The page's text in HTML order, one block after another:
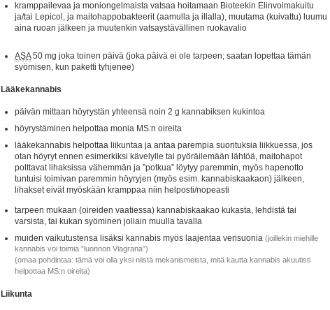
kramppailevaa ja moniongelmaista vatsaa hoitamaan Bioteekin Elinvoimakuitu
ja/tai Lepicol, ja maitohappobakteerit (aamulla ja illalla), muutama (kuivattu) luumu
aina ruoan jälkeen ja muutenkin vatsaystävällinen ruokavalio
ASA50 mg joka toinen päivä (joka päivä ei ole tarpeen; saatan lopettaa tämän
syömisen, kun paketti tyhjenee)
Lääkekannabis
päivän mittaan höyrystän yhteensä noin 2 g kannabiksen kukintoa
höyrystäminen helpottaa monia MS:n oireita
lääkekannabis helpottaa liikuntaa ja antaa parempia suorituksia liikkuessa, jos
otan höyryt ennen esimerkiksi kävelylle tai pyöräilemään lähtöä, maitohapot
polttavat lihaksissa vähemmän ja ”potkua” löytyy paremmin, myös hapenotto
tuntuisi toimivan paremmin höyryjen (myös esim. kannabiskaakaon) jälkeen,
lihakset eivät myöskään kramppaa niin helposti/nopeasti
tarpeen mukaan (oireiden vaatiessa) kannabiskaakao kukasta, lehdistä tai
varsista, tai kukan syöminen jollain muulla tavalla
muiden vaikutustensa lisäksi kannabis myös laajentaa verisuonia (joillekin miehille
kannabis voi toimia ”luonnon Viagrana”)
(omaa pohdintaa: tämä voi olla yksi niistä mekanismeista, mitä kautta kannabis akuutisti
helpottaa MS:n oireita)
Liikunta